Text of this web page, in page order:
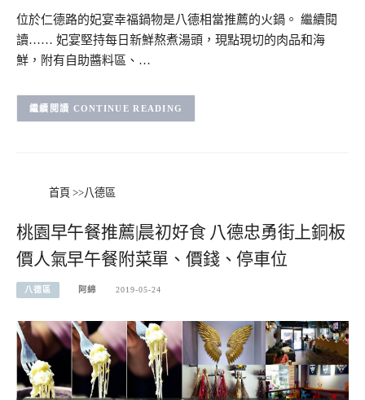
位於仁德路的妃宴幸福鍋物是八德相當推薦的火鍋。 繼續閱
讀…… 妃宴堅持每日新鮮熬煮湯頭，現點現切的肉品和海
鮮，附有自助醬料區、…
CONTINUE READING
首頁 >>八德區
桃園早午餐推薦|晨初好食 八德忠勇街上銅板
價人氣早午餐附菜單、價錢、停車位
八德區 阿綿 2019-05-24